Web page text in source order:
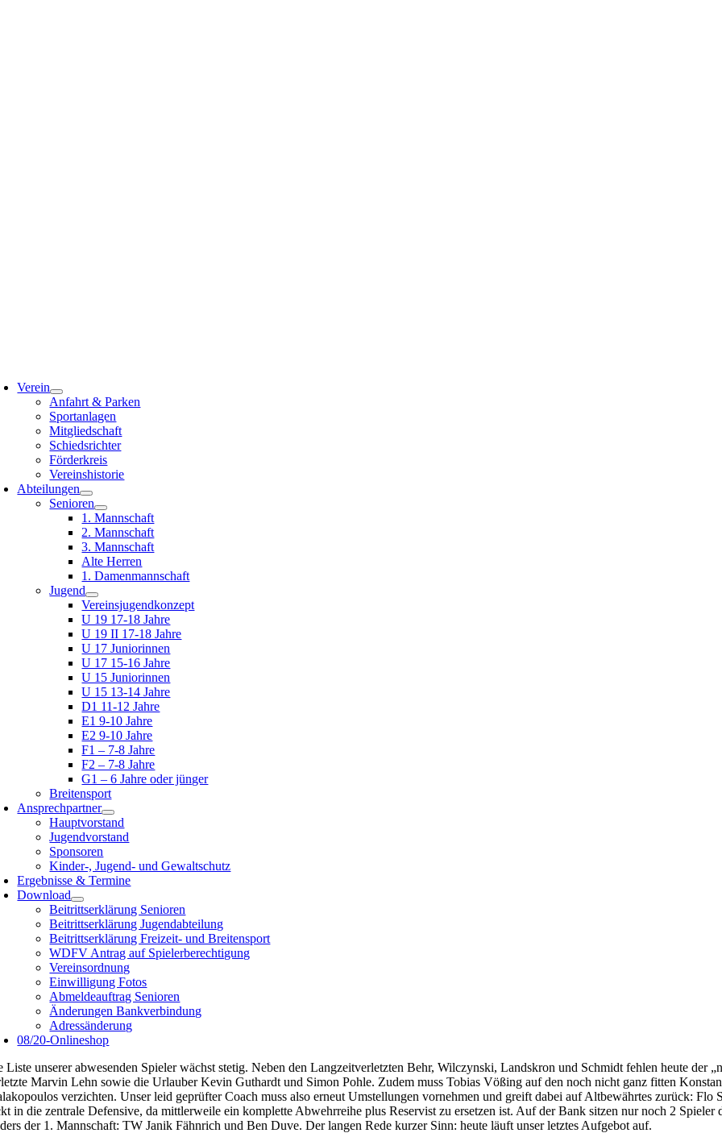
Verein
Anfahrt & Parken
Sportanlagen
Mitgliedschaft
Schiedsrichter
Förderkreis
Vereinshistorie
Abteilungen
Senioren
1. Mannschaft
2. Mannschaft
3. Mannschaft
Alte Herren
1. Damenmannschaft
Jugend
Vereinsjugendkonzept
U 19 17-18 Jahre
U 19 II 17-18 Jahre
U 17 Juniorinnen
U 17 15-16 Jahre
U 15 Juniorinnen
U 15 13-14 Jahre
D1 11-12 Jahre
E1 9-10 Jahre
E2 9-10 Jahre
F1 – 7-8 Jahre
F2 – 7-8 Jahre
G1 – 6 Jahre oder jünger
Breitensport
Ansprechpartner
Hauptvorstand
Jugendvorstand
Sponsoren
Kinder-, Jugend- und Gewaltschutz
Ergebnisse & Termine
Download
Beitrittserklärung Senioren
Beitrittserklärung Jugendabteilung
Beitrittserklärung Freizeit- und Breitensport
WDFV Antrag auf Spielerberechtigung
Vereinsordnung
Einwilligung Fotos
Abmeldeauftrag Senioren
Änderungen Bankverbindung
Adressänderung
08/20-Onlineshop
Liste unserer abwesenden Spieler wächst stetig. Neben den Langzeitverletzten Behr, Wilczynski, Landskron und Schmidt fehlen heute der
Marvin Lehn sowie die Urlauber Kevin Guthardt und Simon Pohle. Zudem muss Tobias Vößing auf den noch nicht ganz fitten
verzichten. Unser leid geprüfter Coach muss also erneut Umstellungen vornehmen und greift dabei auf Altbewährtes zurück: Flo
in die zentrale Defensive, da mittlerweile ein komplette Abwehrreihe plus Reservist zu ersetzen ist. Auf der Bank sitzen nur noch 2 Spieler
der 1. Mannschaft: TW Janik Fähnrich und Ben Duve. Der langen Rede kurzer Sinn: heute läuft unser letztes Aufgebot auf.